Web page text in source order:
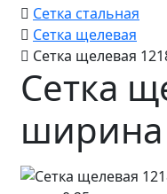
Сетка стальная
Сетка щелевая
Сетка щелевая
Сетка